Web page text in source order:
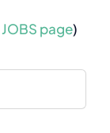
JOBS page)